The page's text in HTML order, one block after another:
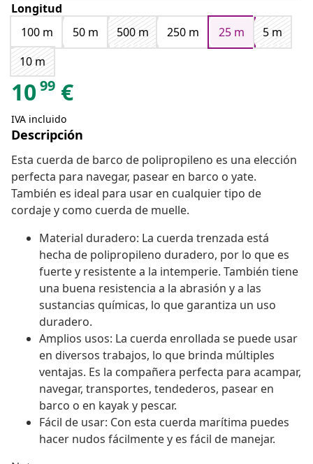
Longitud
100 m
50 m 500 m 250 m 25 m
5 m
10 m
1099 €
IVA incluido
Descripción
Esta cuerda de barco de polipropileno es una elección
perfecta para navegar, pasear en barco o yate.
También es ideal para usar en cualquier tipo de
cordaje y como cuerda de muelle.
Material duradero: La cuerda trenzada está
hecha de polipropileno duradero, por lo que es
fuerte y resistente a la intemperie. También tiene
una buena resistencia a la abrasión y a las
sustancias químicas, lo que garantiza un uso
duradero.
Amplios usos: La cuerda enrollada se puede usar
en diversos trabajos, lo que brinda múltiples
ventajas. Es la compañera perfecta para acampar,
navegar, transportes, tendederos, pasear en
barco o en kayak y pescar.
Fácil de usar: Con esta cuerda marítima puedes
hacer nudos fácilmente y es fácil de manejar.